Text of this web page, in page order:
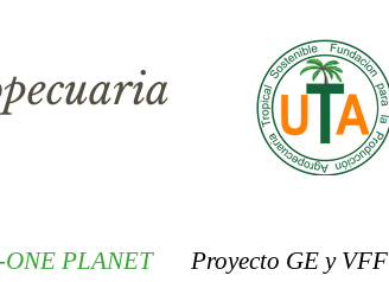
ONE PLANET Proyecto GE y VFF